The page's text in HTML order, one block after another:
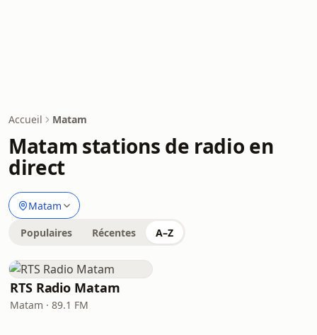
Accueil Matam
Matam stations de radio en
direct
Matam
Populaires Récentes A–Z
RTS Radio Matam
Matam · 89.1 FM